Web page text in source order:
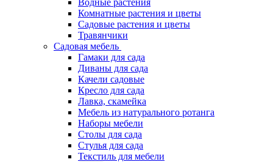
Комнатные растения и цветы
Садовые растения и цветы
Травянчики
Садовая мебель
Гамаки для сада
Диваны для сада
Качели садовые
Кресло для сада
Лавка, скамейка
Мебель из натурального ротанга
Наборы мебели
Столы для сада
Стулья для сада
Текстиль для мебели